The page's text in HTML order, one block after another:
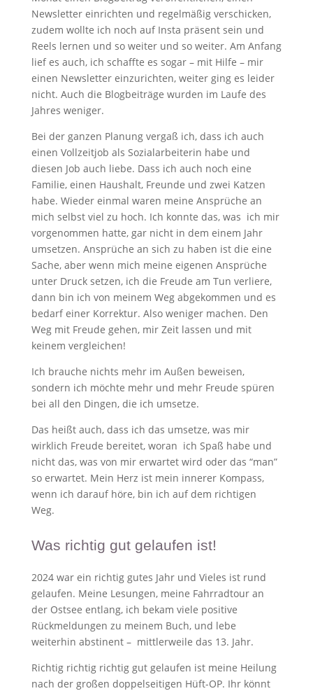
Newsletter einrichten und regelmäßig verschicken,
zudem wollte ich noch auf Insta präsent sein und
Reels lernen und so weiter und so weiter. Am Anfang
lief es auch, ich schaffte es sogar – mit Hilfe – mir
einen Newsletter einzurichten, weiter ging es leider
nicht. Auch die Blogbeiträge wurden im Laufe des
Jahres weniger.
Bei der ganzen Planung vergaß ich, dass ich auch
einen Vollzeitjob als Sozialarbeiterin habe und
diesen Job auch liebe. Dass ich auch noch eine
Familie, einen Haushalt, Freunde und zwei Katzen
habe. Wieder einmal waren meine Ansprüche an
mich selbst viel zu hoch. Ich konnte das, was ich mir
vorgenommen hatte, gar nicht in dem einem Jahr
umsetzen. Ansprüche an sich zu haben ist die eine
Sache, aber wenn mich meine eigenen Ansprüche
unter Druck setzen, ich die Freude am Tun verliere,
dann bin ich von meinem Weg abgekommen und es
bedarf einer Korrektur. Also weniger machen. Den
Weg mit Freude gehen, mir Zeit lassen und mit
keinem vergleichen!
Ich brauche nichts mehr im Außen beweisen,
sondern ich möchte mehr und mehr Freude spüren
bei all den Dingen, die ich umsetze.
Das heißt auch, dass ich das umsetze, was mir
wirklich Freude bereitet, woran ich Spaß habe und
nicht das, was von mir erwartet wird oder das “man”
so erwartet. Mein Herz ist mein innerer Kompass,
wenn ich darauf höre, bin ich auf dem richtigen
Weg.
Was richtig gut gelaufen ist!
2024 war ein richtig gutes Jahr und Vieles ist rund
gelaufen. Meine Lesungen, meine Fahrradtour an
der Ostsee entlang, ich bekam viele positive
Rückmeldungen zu meinem Buch, und lebe
weiterhin abstinent – mittlerweile das 13. Jahr.
Richtig richtig richtig gut gelaufen ist meine Heilung
nach der großen doppelseitigen Hüft-OP. Ihr könnt